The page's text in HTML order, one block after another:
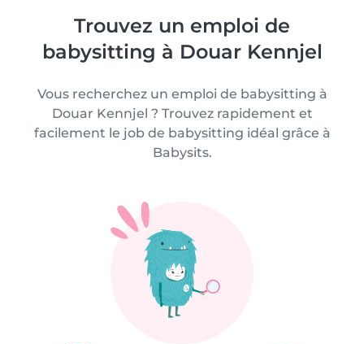
Trouvez un emploi de
babysitting à Douar Kennjel
Vous recherchez un emploi de babysitting à
Douar Kennjel ? Trouvez rapidement et
facilement le job de babysitting idéal grâce à
Babysits.